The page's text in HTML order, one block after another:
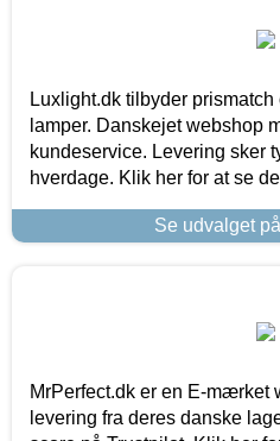
Luxlight.dk tilbyder
lamper. Danskejet webshop
kundeservice. Levering sker
hverdage. Klik her for at se
Se udvalget
MrPerfect.dk er en E-mærket
levering fra deres danske